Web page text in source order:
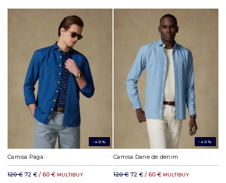
-40%
Camisa Paga
120 € 72 € / 60 € MULTIBUY
-40%
Camisa Dane de denim
120 € 72 € / 60 € MULTIBUY